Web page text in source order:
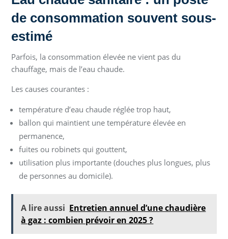
de consommation souvent sous-
estimé
Parfois, la consommation élevée ne vient pas du
chauffage, mais de l’eau chaude.
Les causes courantes :
température d’eau chaude réglée trop haut,
ballon qui maintient une température élevée en
permanence,
fuites ou robinets qui gouttent,
utilisation plus importante (douches plus longues, plus
de personnes au domicile).
A lire aussi Entretien annuel d’une chaudière
à gaz : combien prévoir en 2025 ?